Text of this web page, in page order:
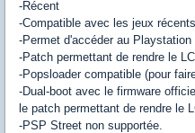
-Récent
-Compatible avec les jeux récents.
-Permet d'accéder au Playstation
-Patch permettant de rendre le
-Popsloader compatible (pour
-Dual-boot avec le firmware
le patch permettant de rendre le
-PSP Street non supportée.